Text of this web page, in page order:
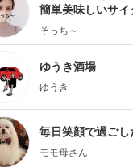
簡単美味しいサイ
献立
そっち～
ゆうき酒場
ゆうき
毎日笑顔で過ごし
モモ母さん